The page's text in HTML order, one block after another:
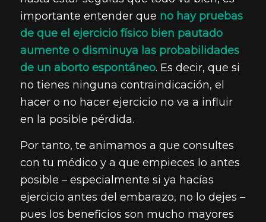
importante entender que no hay pruebas
de que el ejercicio físico bien pautado
aumente o disminuya las probabilidades
de un aborto espontáneo. Es decir, que si
no tienes ninguna contraindicación, el
hacer o no hacer ejercicio no va a influir
en la posible pérdida.
Por tanto, te animamos a que consultes
con tu médico y a que empieces lo antes
posible – especialmente si ya hacías
ejercicio antes del embarazo, no lo dejes –
pues los beneficios son mucho mayores